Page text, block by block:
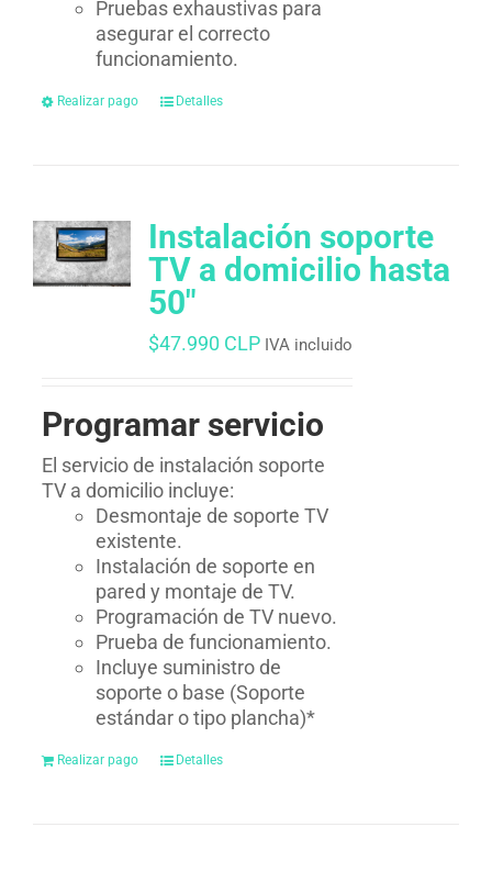
Pruebas exhaustivas para
asegurar el correcto
funcionamiento.
Realizar pago Detalles
Instalación soporte
TV a domicilio hasta
50″
$47.990 CLP IVA incluido
Programar servicio
El servicio de instalación soporte
TV a domicilio incluye:
Desmontaje de soporte TV
existente.
Instalación de soporte en
pared y montaje de TV.
Programación de TV nuevo.
Prueba de funcionamiento.
Incluye suministro de
soporte o base (Soporte
estándar o tipo plancha)*
Realizar pago Detalles